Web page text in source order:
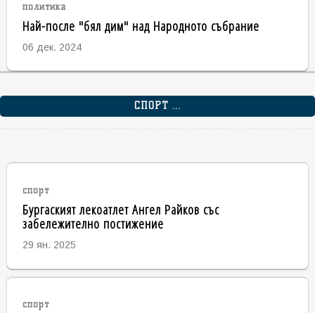
политика
Най-после "бял дим" над Народното събрание
06 дек. 2024
СПОРТ ...
спорт
Бургаският лекоатлет Ангел Райков със
забележително постижение
29 ян. 2025
спорт